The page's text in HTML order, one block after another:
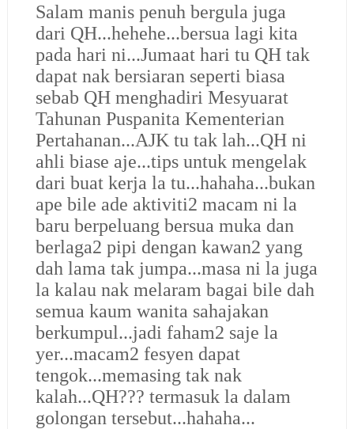
Salam manis penuh bergula juga
dari QH...hehehe...bersua lagi kita
pada hari ni...Jumaat hari tu QH tak
dapat nak bersiaran seperti biasa
sebab QH menghadiri Mesyuarat
Tahunan Puspanita Kementerian
Pertahanan...AJK tu tak lah...QH ni
ahli biase aje...tips untuk mengelak
dari buat kerja la tu...hahaha...bukan
ape bile ade aktiviti2 macam ni la
baru berpeluang bersua muka dan
berlaga2 pipi dengan kawan2 yang
dah lama tak jumpa...masa ni la juga
la kalau nak melaram bagai bile dah
semua kaum wanita sahajakan
berkumpul...jadi faham2 saje la
yer...macam2 fesyen dapat
tengok...memasing tak nak
kalah...QH??? termasuk la dalam
golongan tersebut...hahaha...